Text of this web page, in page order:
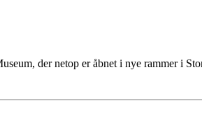
der netop er åbnet i nye rammer i